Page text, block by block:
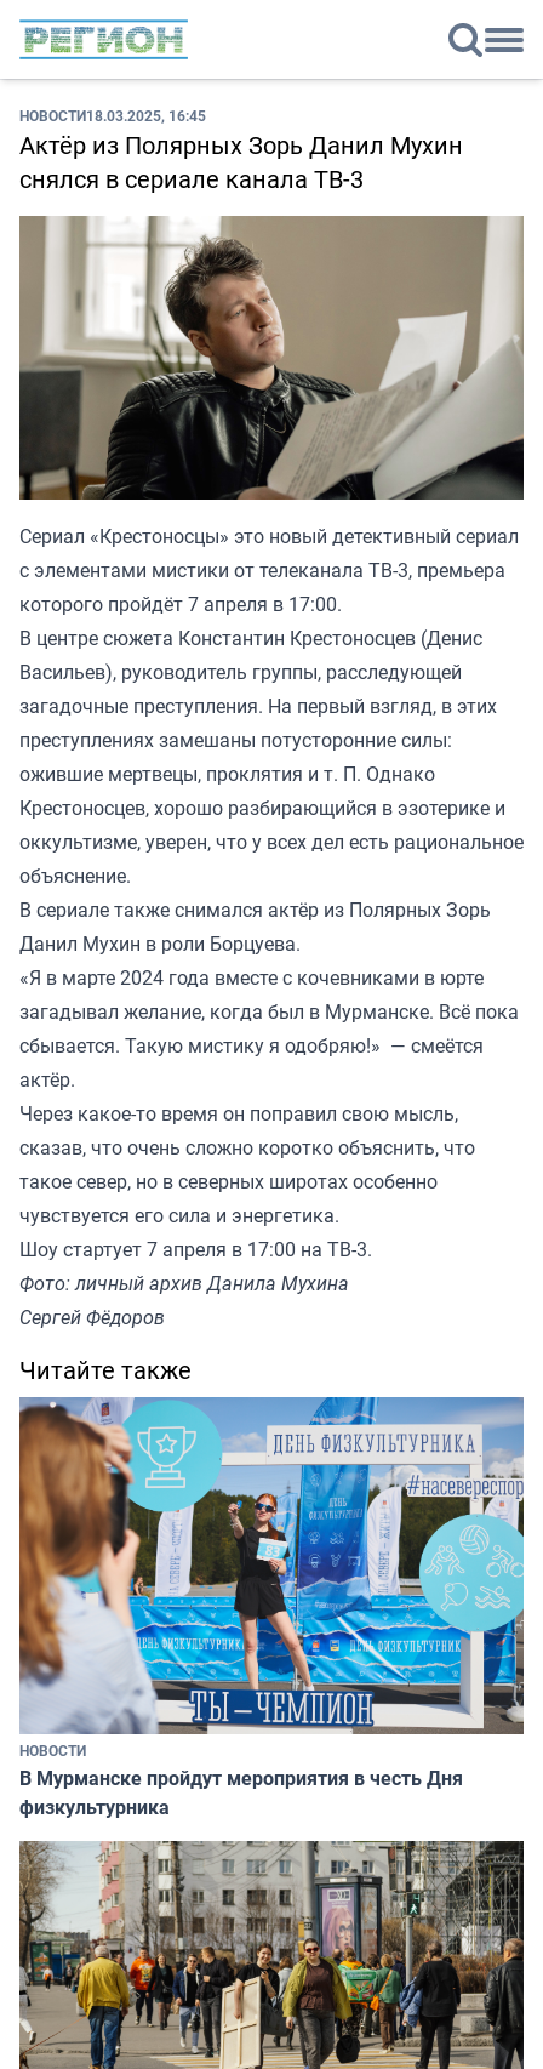
НОВОСТИ18.03.2025, 16:45
Актёр из Полярных Зорь Данил Мухин
снялся в сериале канала ТВ-3
Сериал «Крестоносцы» это новый детективный сериал
с элементами мистики от телеканала ТВ-3, премьера
которого пройдёт 7 апреля в 17:00.
В центре сюжета Константин Крестоносцев (Денис
Васильев), руководитель группы, расследующей
загадочные преступления. На первый взгляд, в этих
преступлениях замешаны потусторонние силы:
ожившие мертвецы, проклятия и т. П. Однако
Крестоносцев, хорошо разбирающийся в эзотерике и
оккультизме, уверен, что у всех дел есть рациональное
объяснение.
В сериале также снимался актёр из Полярных Зорь
Данил Мухин в роли Борцуева.
«Я в марте 2024 года вместе с кочевниками в юрте
загадывал желание, когда был в Мурманске. Всё пока
сбывается. Такую мистику я одобряю!» — смеётся
актёр.
Через какое-то время он поправил свою мысль,
сказав, что очень сложно коротко объяснить, что
такое север, но в северных широтах особенно
чувствуется его сила и энергетика.
Шоу стартует 7 апреля в 17:00 на ТВ-3.
Фото: личный архив Данила Мухина
Сергей Фёдоров
Читайте также
НОВОСТИ
В Мурманске пройдут мероприятия в честь Дня
физкультурника